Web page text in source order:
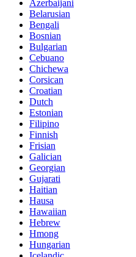
Azerbaijani
Belarusian
Bengali
Bosnian
Bulgarian
Cebuano
Chichewa
Corsican
Croatian
Dutch
Estonian
Filipino
Finnish
Frisian
Galician
Georgian
Gujarati
Haitian
Hausa
Hawaiian
Hebrew
Hmong
Hungarian